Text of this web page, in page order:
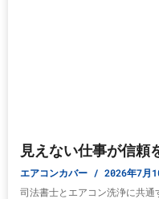
見えない仕事が信頼
エアコンカバー 2026年7月
司法書士とエアコン洗浄に共